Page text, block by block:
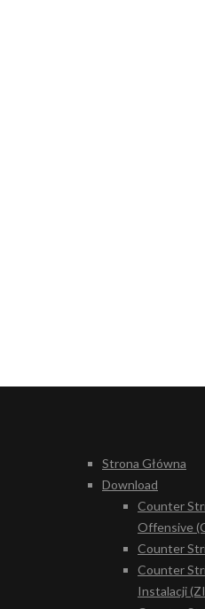
Strona Główna
Download
Counter
Offensive
Counter
Counter
Instalacji